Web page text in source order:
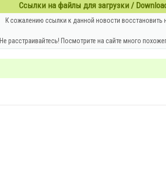
Ссылки на файлы для загрузки /
К сожалению ссылки к данной новости восстановить
Не расстраивайтесь! Посмотрите на сайте много